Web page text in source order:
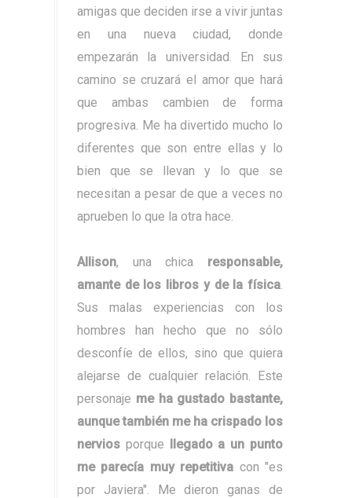
amigas que deciden irse a vivir juntas
en una nueva ciudad, donde
empezarán la universidad. En sus
camino se cruzará el amor que hará
que ambas cambien de forma
progresiva. Me ha divertido mucho lo
diferentes que son entre ellas y lo
bien que se llevan y lo que se
necesitan a pesar de que a veces no
aprueben lo que la otra hace.
Allison, una chica responsable,
amante de los libros y de la física
Sus malas experiencias con los
hombres han hecho que no sólo
desconfíe de ellos, sino que quiera
alejarse de cualquier relación. Este
personaje me ha gustado bastante,
aunque también me ha crispado los
nervios porque llegado a un punto
me parecía muy repetitiva con "es
por Javiera". Me dieron ganas de